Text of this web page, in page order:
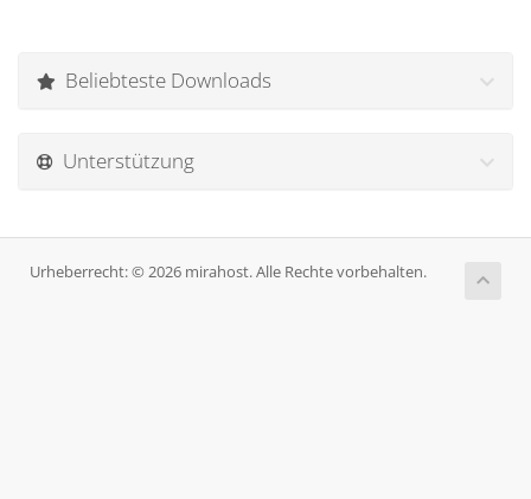
Beliebteste Downloads
Unterstützung
Urheberrecht: © 2026 mirahost. Alle Rechte vorbehalten.